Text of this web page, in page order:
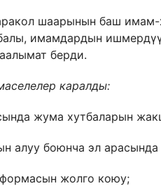
шаарынын баш имам-
имамдардын
берди.
каралды:
жума хутбаларын
алуу боюнча эл
жолго коюу;